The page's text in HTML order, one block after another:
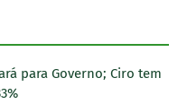
para Governo; Ciro tem